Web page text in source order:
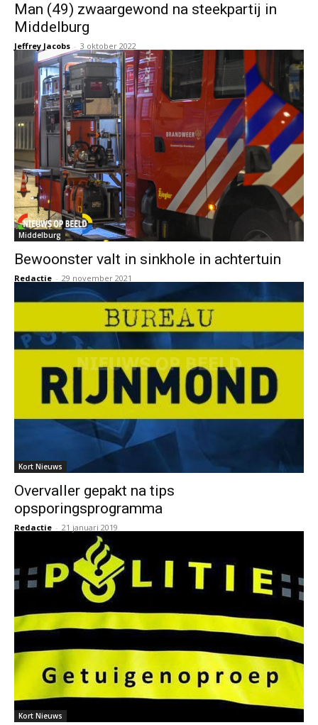
Man (49) zwaargewond na steekpartij in
Middelburg
Jeffrey Jacobs - 3 oktober 2022
Middelburg
Bewoonster valt in sinkhole in achtertuin
Redactie - 29 november 2021
Kort Nieuws
Overvaller gepakt na tips
opsporingsprogramma
Redactie - 21 januari 2019
Kort Nieuws